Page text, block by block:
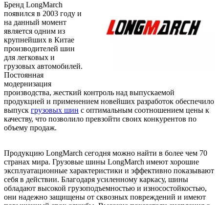
Бренд LongMarch
появился в 2003 году и
на данный момент
является одним из
крупнейших в Китае
производителей шин
для легковых и
грузовых автомобилей.
Постоянная
модернизация
производства, жесткий контроль над выпускаемой
продукцией и применением новейших разработок обеспечило
выпуск грузовых шин с оптимальным соотношением цены к
качеству, что позволило превзойти своих конкурентов по
объему продаж.
Продукцию LongMarch сегодня можно найти в более чем 70
странах мира. Грузовые шины LongMarch имеют хорошие
эксплуатационные характеристики и эффективно показывают
себя в действии. Благодаря усиленному каркасу, шины
обладают высокой грузоподъемностью и износостойкостью,
они надежно защищены от сквозных повреждений и имеют